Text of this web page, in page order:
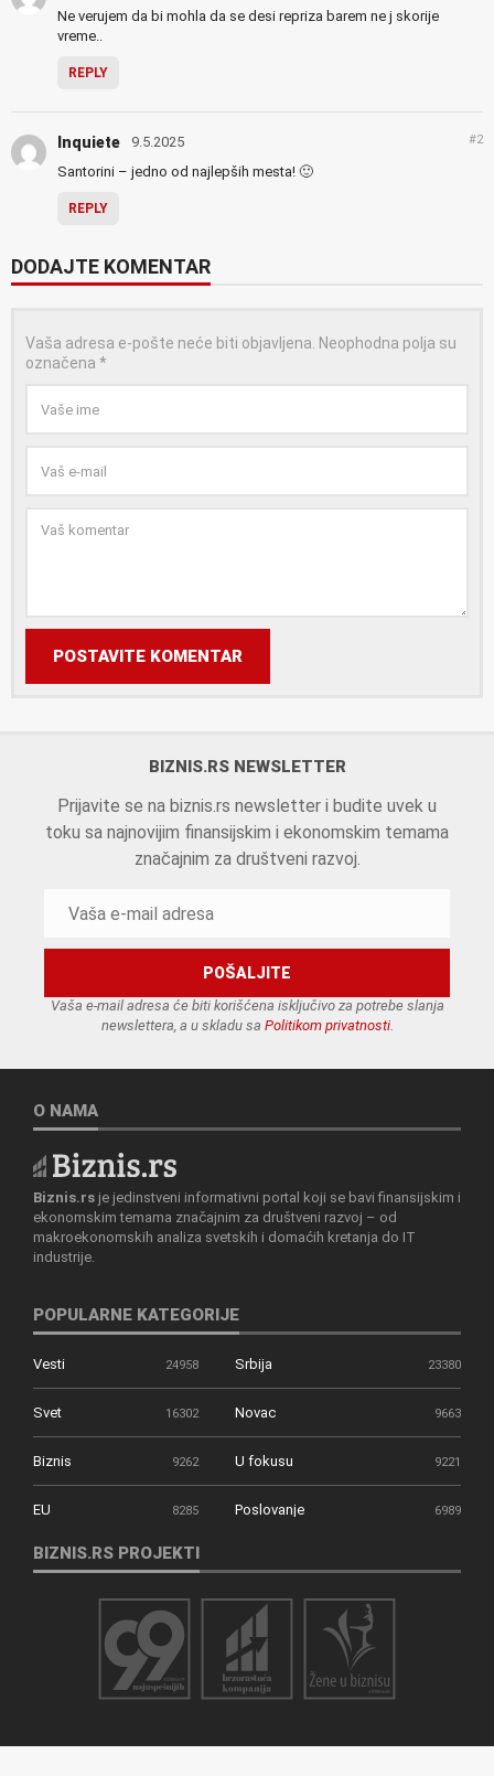
Ne verujem da bi mohla da se desi repriza barem ne j skorije
vreme..
REPLY
Inquiete 9.5.2025 #2
Santorini – jedno od najlepših mesta! 🙂
REPLY
DODAJTE KOMENTAR
Vaša adresa e-pošte neće biti objavljena. Neophodna polja su
označena *
POSTAVITE KOMENTAR
BIZNIS.RS NEWSLETTER
Prijavite se na biznis.rs newsletter i budite uvek u
toku sa najnovijim finansijskim i ekonomskim temama
značajnim za društveni razvoj.
Vaša e-mail adresa će biti korišćena isključivo za potrebe slanja
newslettera, a u skladu sa Politikom privatnosti.
O NAMA
Biznis.rs je jedinstveni informativni portal koji se bavi finansijskim i
ekonomskim temama značajnim za društveni razvoj – od
makroekonomskih analiza svetskih i domaćih kretanja do IT
industrije.
POPULARNE KATEGORIJE
Vesti 24958 Srbija 23380
Svet 16302 Novac 9663
Biznis 9262 U fokusu 9221
EU 8285 Poslovanje 6989
BIZNIS.RS PROJEKTI